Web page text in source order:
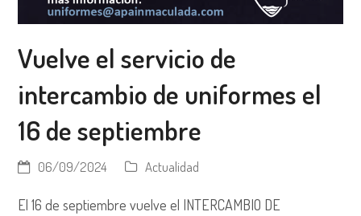
Vuelve el servicio de
intercambio de uniformes el
16 de septiembre
06/09/2024 Actualidad
El 16 de septiembre vuelve el INTERCAMBIO DE